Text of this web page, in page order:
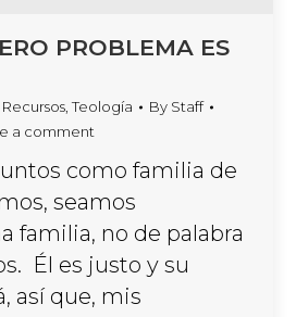
PROBLEMA ES
Recursos ,Teología By Staff
a comment
como familia de
seamos
familia, no de palabra
Él es justo y su
así que, mis